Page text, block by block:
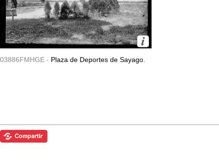
03886FMHGE - Plaza de Deportes de Sayago.